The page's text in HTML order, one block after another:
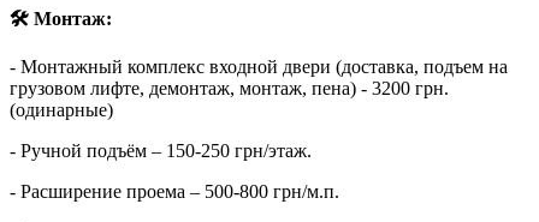
🛠 Монтаж:
- Монтажный комплекс входной двери (доставка, подъем на
грузовом лифте, демонтаж, монтаж, пена) - 3200 грн.
(одинарные)
- Ручной подъём – 150-250 грн/этаж.
- Расширение проема – 500-800 грн/м.п.